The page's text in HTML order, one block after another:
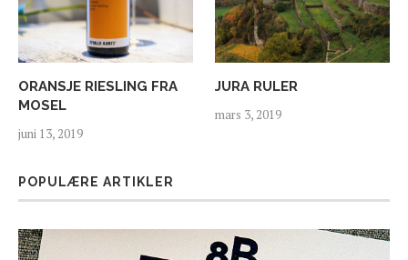
ORANSJE RIESLING FRA
MOSEL
juni 13, 2019
JURA RULER
mars 3, 2019
POPULÆRE ARTIKLER